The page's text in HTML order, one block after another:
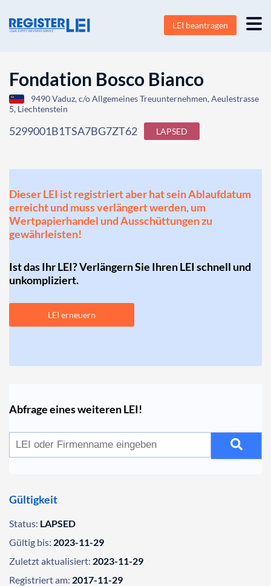
LEI beantragen
Fondation Bosco Bianco
9490 Vaduz, c/o Allgemeines Treuunternehmen, Aeulestrasse
5, Liechtenstein
5299001B1TSA7BG7ZT62 LAPSED
Dieser LEI ist registriert aber hat sein Ablaufdatum
erreicht und muss verlängert werden, um
Wertpapierhandel und Ausschüttungen zu
gewährleisten!
Ist das Ihr LEI? Verlängern Sie Ihren LEI schnell und
unkompliziert.
LEI erneuern
Abfrage eines weiteren LEI!
Gültigkeit
Status: LAPSED
Gültig bis: 2023-11-29
Zuletzt aktualisiert: 2023-11-29
Registriert am: 2017-11-29